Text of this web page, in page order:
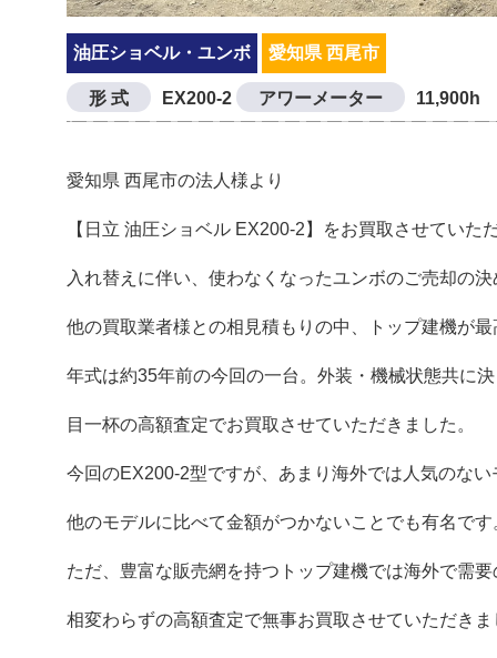
油圧ショベル・ユンボ 愛知県 西尾市
形 式 EX200-2 アワーメーター 11,900h
愛知県 西尾市の法人様より
【日立 油圧ショベル EX200-2】をお買取させていた
入れ替えに伴い、使わなくなったユンボのご売却の
他の買取業者様との相見積もりの中、トップ建機が
年式は約35年前の今回の一台。外装・機械状態共に
目一杯の高額査定でお買取させていただきました。
今回のEX200-2型ですが、あまり海外では人気のない
他のモデルに比べて金額がつかないことでも有名です
ただ、豊富な販売網を持つトップ建機では海外で需
相変わらずの高額査定で無事お買取させていただきま